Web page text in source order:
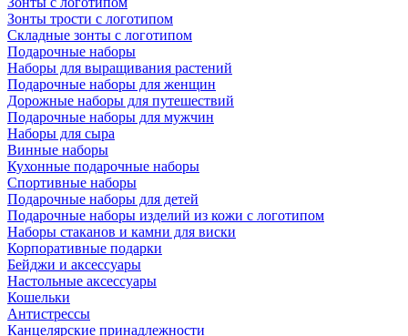
Зонты трости с логотипом
Складные зонты с логотипом
Подарочные наборы
Наборы для выращивания растений
Подарочные наборы для женщин
Дорожные наборы для путешествий
Подарочные наборы для мужчин
Наборы для сыра
Винные наборы
Кухонные подарочные наборы
Спортивные наборы
Подарочные наборы для детей
Подарочные наборы изделий из кожи с логотипом
Наборы стаканов и камни для виски
Корпоративные подарки
Бейджи и аксессуары
Настольные аксессуары
Кошельки
Антистрессы
Канцелярские принадлежности